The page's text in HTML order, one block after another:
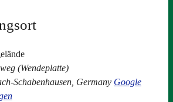
(Wendeplatte)
Schabenhausen Germany Google